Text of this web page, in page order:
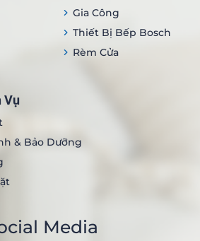
Gia Công
Thiết Bị Bếp Bosch
Rèm Cửa
Vụ
& Bảo Dưỡng
Media